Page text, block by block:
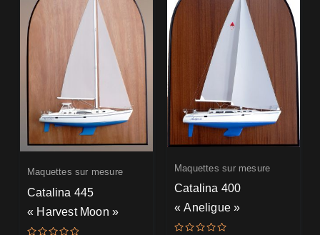
Maquettes sur mesure
Catalina 445
« Harvest Moon »
Maquettes sur mesure
Catalina 400
« Aneligue »